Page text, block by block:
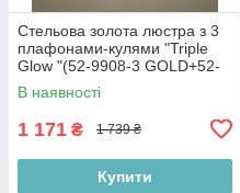
Стельова золота люстра з 3
плафонами-кулями "Triple
Glow "(52-9908-3 GOLD+52-
9908-3 GOLD+CL)
В наявності
1 171 ₴ 1 739 ₴
Купити